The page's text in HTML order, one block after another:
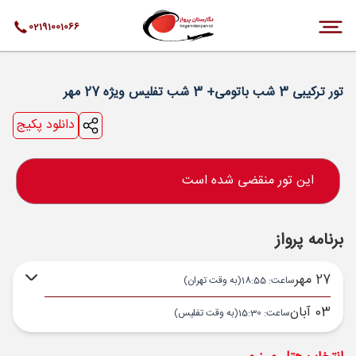
02191001066
تور ترکیبی 3 شب باتومی+ 3 شب تفلیس ویژه 27 مهر
دانلود پکیج
این تور منقضی شده است
برنامه پرواز
27 مهر ساعت: 18:55 (به وقت تهران)
03 آبان ساعت: 15:30 (به وقت تفلیس)